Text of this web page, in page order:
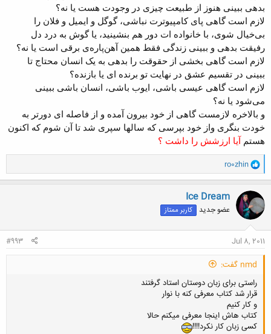
بدهی ببینی هنوز از طبیعت چیزی در وجودت هست یا نه؟
لازم است گاهی پای کامپیوترت نباشی، گوگل و ایمیل و فلان را
بی‌خیال شوی، با خانواده ات دور هم بنشینید، یا گوش به درد دل
رفیقت بدهی و ببینی زندگی فقط همین آهن‌پاره‌ی برقی است یا نه؟
لازم است گاهی بخشی از حقوقت را بدهی به یک انسان محتاج تا
ببینی در تقسیم عشق در نهایت تو برنده ای یا بازنده؟
لازم است گاهی عیسی باشی، ایوب باشی، انسان باشی ببینی
می‌شود یا نه؟
و بالاخره لازمست گاهی از خود بیرون آمده و از فاصله ای دورتر به
خودت بنگری واز خود بپرسی که سالها سپری شد تا آن شوم که اکنون
هستم آیا ارزشش را داشت ؟
و
ا
ک
ن
ش
ه
ا
ro0zhin
Ice Dream
عضو جدید کاربر ممتاز
Jul 8, 2011
#993
nmd گفت:
راستی برای زبان دوستان استاد گرفتند
قرار شد کتاب معرفی کنه با نوار
و کار کنیم
کتاب هاش اینجا معرفی میکنم حالا
کسی زبان کار نکرد!!!!